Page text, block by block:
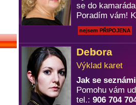
se do
Poradím vám!
nejsem PŘIPOJENA
Debora
Výklad karet
Jak se
Pomohu vám
tel.: 906 704